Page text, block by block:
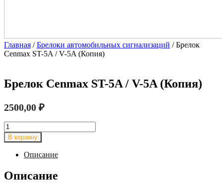
Главная /Брелоки автомобильных сигнализаций / Брелок
Cenmax ST-5A / V-5A (Копия)
Брелок Cenmax ST-5A / V-5A (Копия)
2500,00 ₽
Количество
товара
Брелок
Cenmax
5A
/
В корзину
Описание
Описание